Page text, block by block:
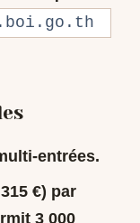
entrées.
€) par
3 000